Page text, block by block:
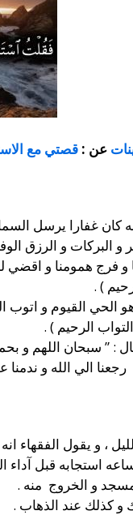
عن : قصتي مع
كان غفارا يرسل
و البركات و الرزق
و فرج همومنا و اقضي
) .
هو الحي القيوم و
الرحيم ) .
: ” سبحان اللهم و
رجعنا الي الله و
، و يقول الفقهاء
استجابه قبل آداء
و الخروج منه .
كذلك عند الذهاب .